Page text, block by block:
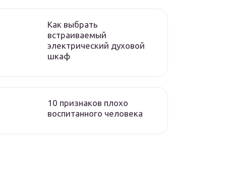
Как выбрать
встраиваемый
электрический духовой
шкаф
10 признаков плохо
воспитанного человека